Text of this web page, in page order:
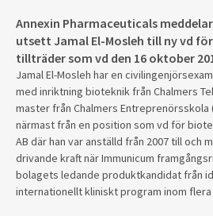
Annexin Pharmaceuticals
utsett Jamal El-Mosleh till ny vd
tillträder som vd den 16 oktober
Jamal El-Mosleh har en
med inriktning bioteknik från Chalmers
master från Chalmers Entreprenörsskola
närmast från en position som vd för
AB där han var anställd från 2007 till och
drivande kraft när Immunicum
bolagets ledande produktkandidat från
internationellt kliniskt program inom